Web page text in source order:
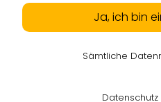
Ja, ich bin
Sämtliche
Datenschutz